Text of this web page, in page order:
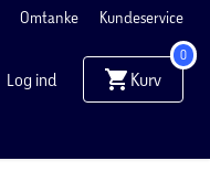
Omtanke Kundeservice
Log ind Kurv
0